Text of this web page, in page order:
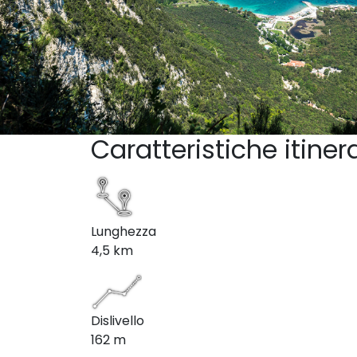
Caratteristiche
Lunghezza
4,5 km
Dislivello
162 m